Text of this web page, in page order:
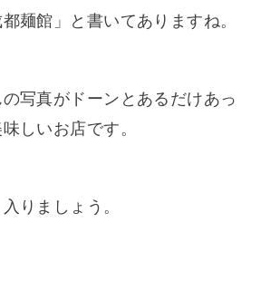
麺館」と書いてありますね。
写真がドーンとあるだけあっ
しいお店です。
りましょう。